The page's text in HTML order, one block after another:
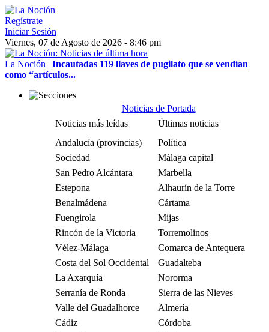
Regístrate
Iniciar Sesión
Viernes, 07 de Agosto de 2026 - 8:46 pm
La Noción | Incautadas 119 llaves de pugilato que se vendían
como “artículos...
Noticias de Portada
Noticias más leídas
Últimas noticias
Andalucía (provincias)
Política
Sociedad
Málaga capital
San Pedro Alcántara
Marbella
Estepona
Alhaurín de la Torre
Benalmádena
Cártama
Fuengirola
Mijas
Rincón de la Victoria
Torremolinos
Vélez-Málaga
Comarca de Antequera
Costa del Sol Occidental
Guadalteba
La Axarquía
Nororma
Serranía de Ronda
Sierra de las Nieves
Valle del Guadalhorce
Almería
Cádiz
Córdoba